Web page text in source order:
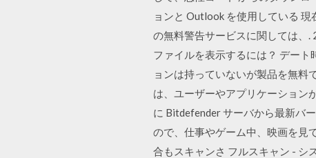
ョンと Outlook を使用している 現
の無料警告サービスに関しては、.
ファイルを表示するには？ デー
ョンは持っていないが製品を無料
は、ユーザーやアプリケーション
に Bitdefender サーバから最新バ
ので、仕事やゲーム中、映画を見
合もスキャンさ フルスキャン - シ